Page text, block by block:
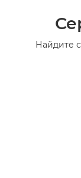
Найдите